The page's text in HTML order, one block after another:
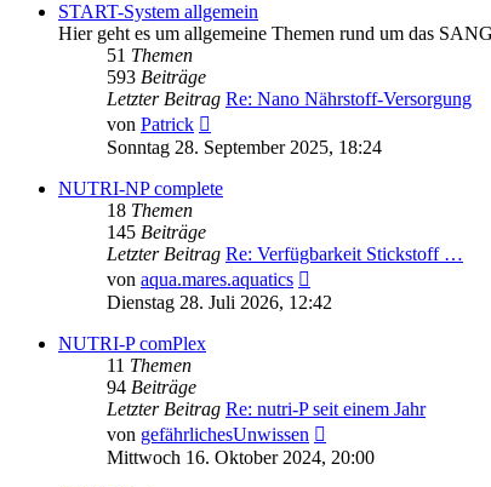
START-System allgemein
Hier geht es um allgemeine Themen rund um das
51 Themen
593 Beiträge
Letzter Beitrag Re: Nano Nährstoff-Versorgung
von Patrick
Beitrag
Sonntag 28. September 2025, 18:24
NUTRI-NP complete
18 Themen
145 Beiträge
Letzter Beitrag Re: Verfügbarkeit Stickstoff …
von aqua.mares.aquatics
Beitrag
Dienstag 28. Juli 2026, 12:42
NUTRI-P comPlex
11 Themen
94 Beiträge
Letzter Beitrag Re: nutri-P seit einem Jahr
von gefährlichesUnwissen
Beitrag
Mittwoch 16. Oktober 2024, 20:00